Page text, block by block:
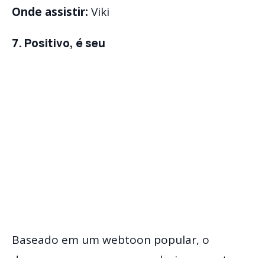
Onde assistir: Viki
7. Positivo, é seu
Baseado em um webtoon popular, o